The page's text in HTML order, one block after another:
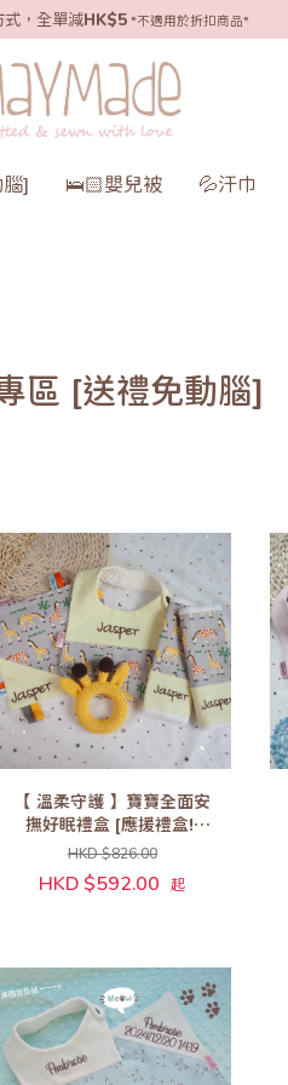
式，全單減HK$5 *不適用於折扣商品*
] 🛌🏻嬰兒被 💦汗巾
區 [送禮免動腦]
【 溫柔守護 】寶寶全面安
撫好眠禮盒 [應援禮盒!]
(No. B)
HKD $826.00
HKD $592.00 起